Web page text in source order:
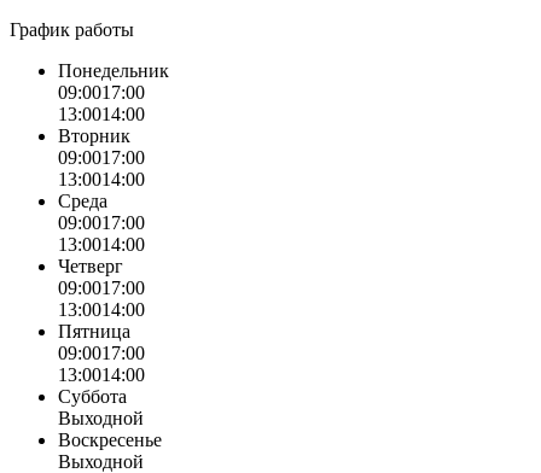
График работы
Понедельник
09:0017:00
13:0014:00
Вторник
09:0017:00
13:0014:00
Среда
09:0017:00
13:0014:00
Четверг
09:0017:00
13:0014:00
Пятница
09:0017:00
13:0014:00
Суббота
Выходной
Воскресенье
Выходной